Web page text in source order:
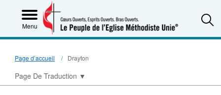
Menu
Page d’accueil Drayton
Page De Traduction ▼